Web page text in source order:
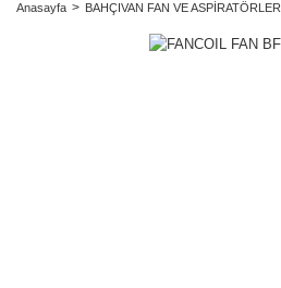
Anasayfa BAHÇIVAN FAN VE ASPİRATÖRLER